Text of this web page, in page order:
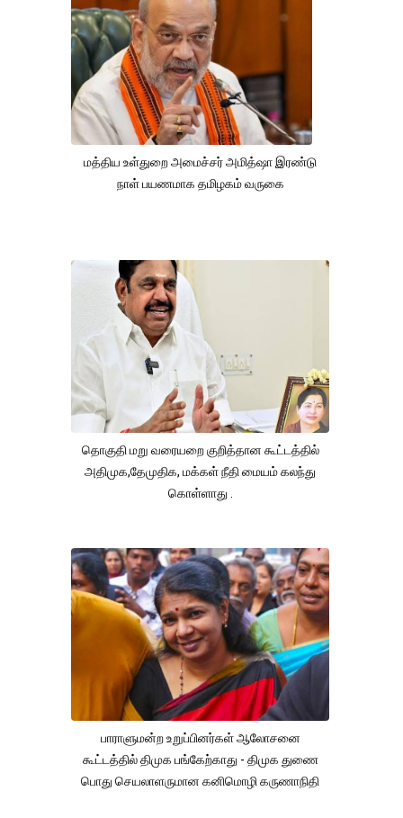
மத்திய உள்துறை அமைச்சர் அமித்ஷா இரண்டு
நாள் பயணமாக தமிழகம் வருகை
தொகுதி மறு வரையறை குறித்தான கூட்டத்தில்
அதிமுக,தேமுதிக, மக்கள் நீதி மையம் கலந்து
கொள்ளாது .
பாராளுமன்ற உறுப்பினர்கள் ஆலோசனை
கூட்டத்தில் திமுக பங்கேற்காது - திமுக துணை
பொது செயலாளருமான கனிமொழி கருணாநிதி